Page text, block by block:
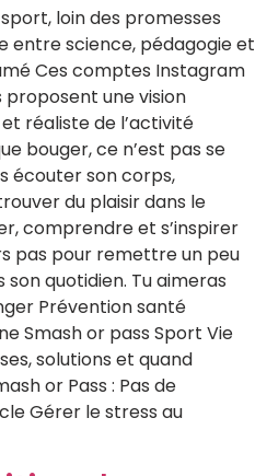
loin des promesses
entre science, pédagogie et
Ces comptes Instagram
une vision
réaliste de l’activité
bouger, ce n’est pas se
écouter son corps,
du plaisir dans le
comprendre et s’inspirer
pas pour remettre un peu
quotidien. Tu aimeras
Prévention santé
Smash or pass Sport Vie
solutions et quand
or Pass : Pas de
Gérer le stress au